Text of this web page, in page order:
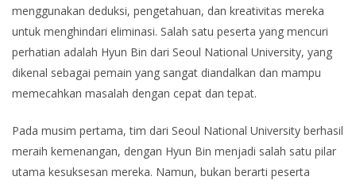
menggunakan deduksi, pengetahuan, dan kreativitas mereka
untuk menghindari eliminasi. Salah satu peserta yang mencuri
perhatian adalah Hyun Bin dari Seoul National University, yang
dikenal sebagai pemain yang sangat diandalkan dan mampu
memecahkan masalah dengan cepat dan tepat.
Pada musim pertama, tim dari Seoul National University berhasil
meraih kemenangan, dengan Hyun Bin menjadi salah satu pilar
utama kesuksesan mereka. Namun, bukan berarti peserta